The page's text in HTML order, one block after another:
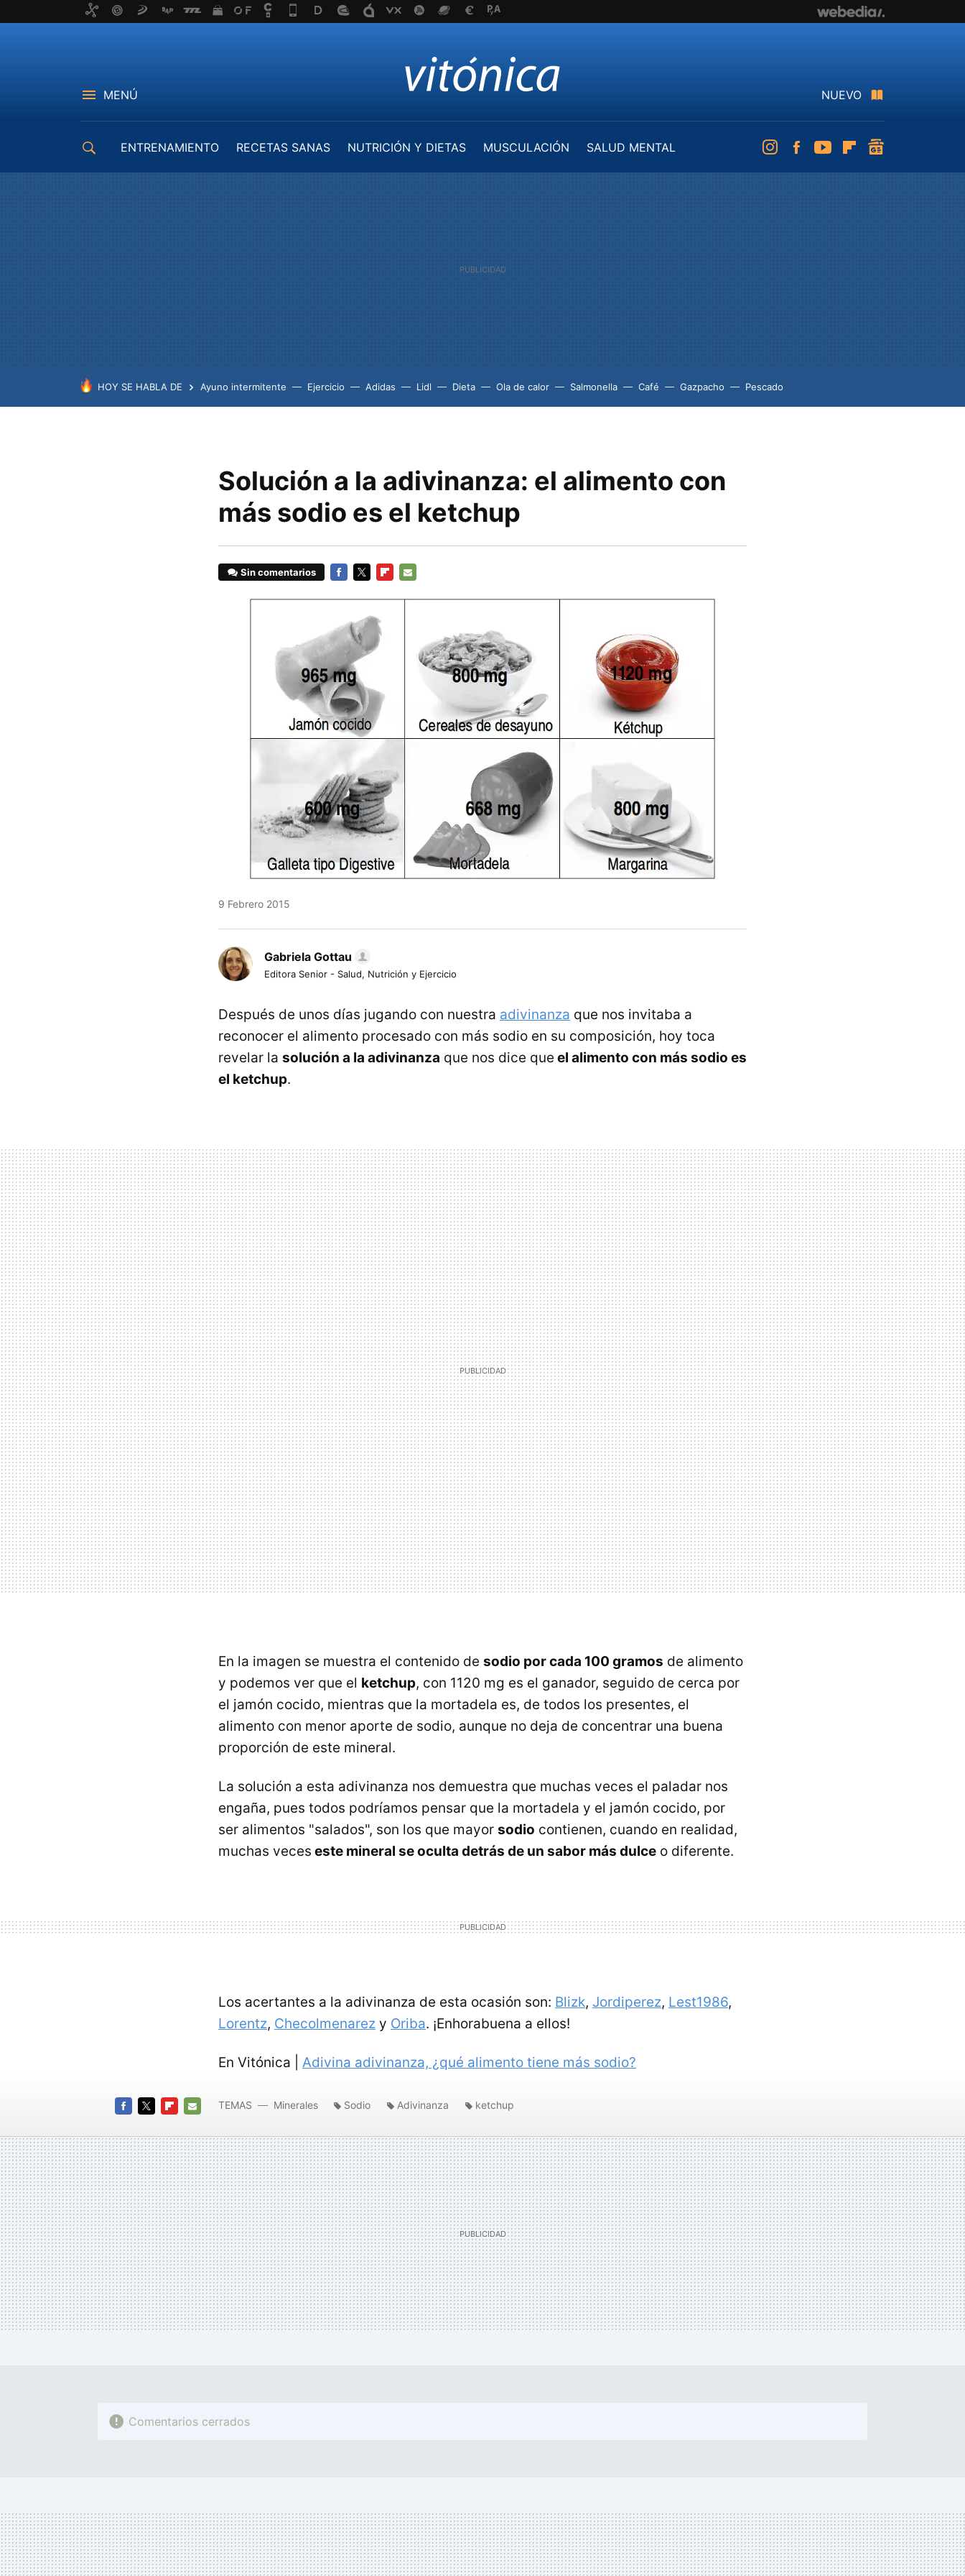
MENÚ NUEVO
ENTRENAMIENTO RECETAS SANAS NUTRICIÓN Y DIETAS MUSCULACIÓN
SALUD MENTAL
InstagramFacebookYoutubeFlipboard
HOY SE HABLA DE Ayuno intermitente Ejercicio Adidas Lidl Dieta Ola de calor Salmonella Café Gazpacho Pescado
Solución a la adivinanza: el alimento con
más sodio es el ketchup
Sin comentarios
9 Febrero 2015
Gabriela Gottau
Editora Senior - Salud, Nutrición y Ejercicio
Después de unos días jugando con nuestra adivinanza que nos invitaba a
reconocer el alimento procesado con más sodio en su composición, hoy toca
revelar la solución a la adivinanza que nos dice que el alimento con más sodio es
el ketchup.
En la imagen se muestra el contenido de sodio por cada 100 gramos de alimento
y podemos ver que el ketchup, con 1120 mg es el ganador, seguido de cerca por
el jamón cocido, mientras que la mortadela es, de todos los presentes, el
alimento con menor aporte de sodio, aunque no deja de concentrar una buena
proporción de este mineral.
La solución a esta adivinanza nos demuestra que muchas veces el paladar nos
engaña, pues todos podríamos pensar que la mortadela y el jamón cocido, por
ser alimentos "salados", son los que mayor sodio contienen, cuando en realidad,
muchas veces este mineral se oculta detrás de un sabor más dulce o diferente.
Los acertantes a la adivinanza de esta ocasión son: Blizk, Jordiperez, Lest1986,
Lorentz, Checolmenarez y Oriba. ¡Enhorabuena a ellos!
En Vitónica | Adivina adivinanza, ¿qué alimento tiene más sodio?
MAIL
TEMAS Minerales Sodio Adivinanza ketchup
Comentarios cerrados